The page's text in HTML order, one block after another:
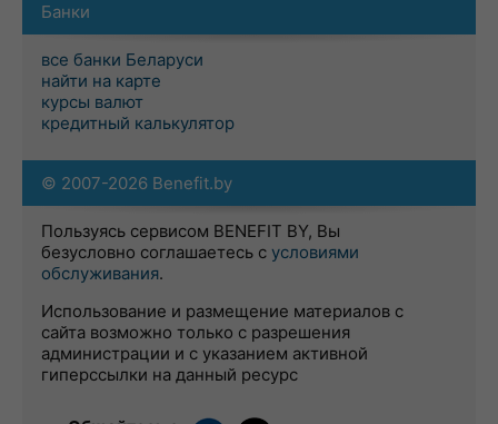
Банки
все банки Беларуси
найти на карте
курсы валют
кредитный калькулятор
© 2007-2026 Benefit.by
Пользуясь сервисом BENEFIT BY, Вы
безусловно соглашаетесь с условиями
обслуживания.
Использование и размещение материалов с
сайта возможно только с разрешения
администрации и с указанием активной
гиперссылки на данный ресурс